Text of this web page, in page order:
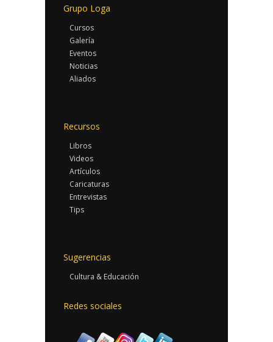
Grupo Loga
Cursos
Galería
Eventos
Noticias
Aliados
Recursos
Libros
Videos
Artículos
Caricaturas
Entrevistas
Tips
Sugerencias
Cultura & Educación
Redes sociales